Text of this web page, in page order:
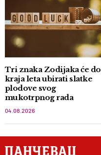
Tri znaka Zodijaka će do
kraja leta ubirati slatke
plodove svog
mukotrpnog rada
04.08.2026